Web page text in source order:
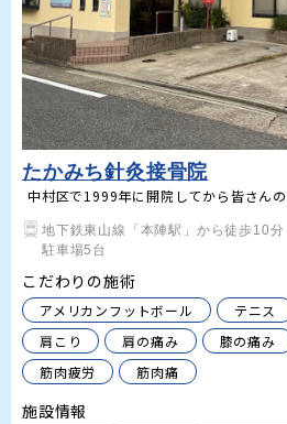
たかみち針灸接骨院
中村区で1999年に開院してから皆さん
地下鉄東山線「本陣駅」から徒歩10分
駐車場5台
こだわりの施術
アメリカンフットボール テニス
肩こり
肩の痛み 膝の痛み
筋肉疲労
筋肉痛
施設情報